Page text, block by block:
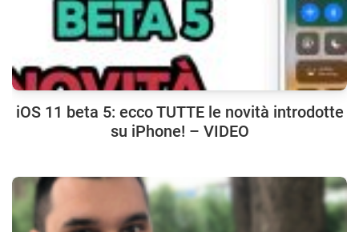
iOS 11 beta 5: ecco TUTTE le novità introdotte
su iPhone! – VIDEO